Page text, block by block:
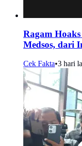
Ragam
Medsos, dari
Cek Fakta•3 hari